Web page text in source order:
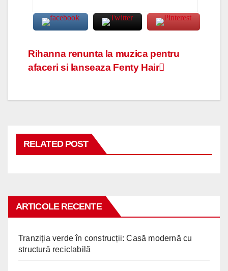
Navigare
articole
Rihanna renunta la muzica pentru
afaceri si lanseaza Fenty Hair
RELATED POST
ARTICOLE RECENTE
Tranziția verde în construcții: Casă modernă cu
structură reciclabilă